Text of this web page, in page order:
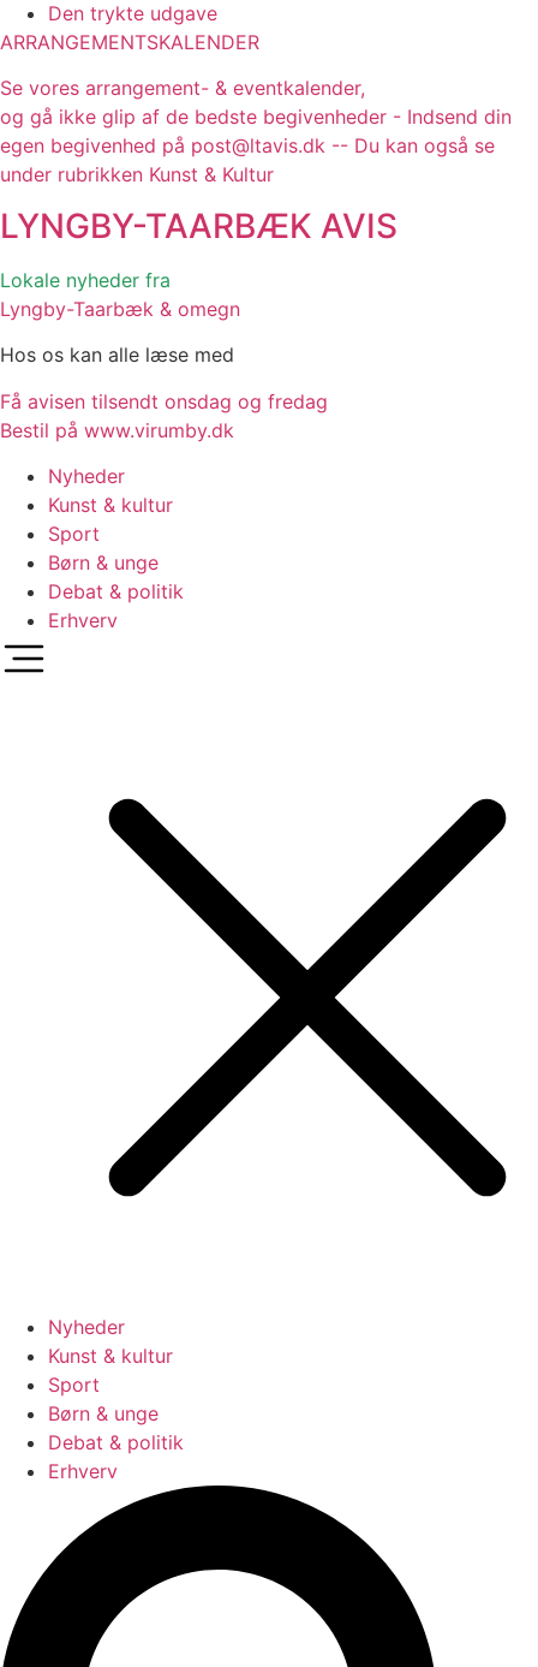
Den trykte udgave
ARRANGEMENTSKALENDER
Se vores arrangement- & eventkalender,
og gå ikke glip af de bedste begivenheder - Indsend din
egen begivenhed på post@ltavis.dk -- Du kan også se
under rubrikken Kunst & Kultur
LYNGBY-TAARBÆK AVIS
Lokale nyheder fra
Lyngby-Taarbæk & omegn
Hos os kan alle læse med
Få avisen tilsendt onsdag og fredag
Bestil på www.virumby.dk
Nyheder
Kunst & kultur
Sport
Børn & unge
Debat & politik
Erhverv
Nyheder
Kunst & kultur
Sport
Børn & unge
Debat & politik
Erhverv